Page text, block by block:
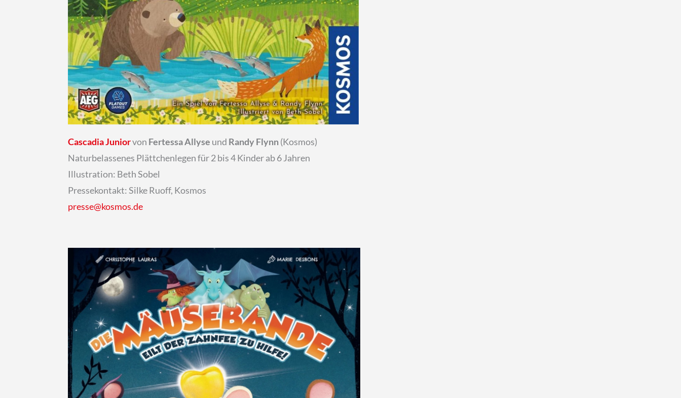
Cascadia Juniorvon Fertessa Allyse und Randy Flynn(Kosmos)
Naturbelassenes Plättchenlegen für 2 bis 4 Kinder ab 6 Jahren
Illustration: Beth Sobel
Pressekontakt: Silke Ruoff, Kosmos
presse@kosmos.de